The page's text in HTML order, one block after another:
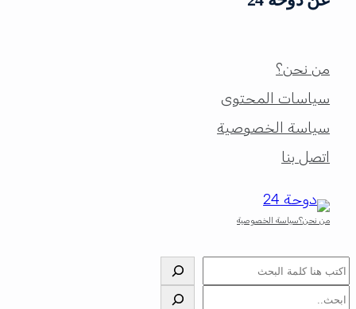
من نحن؟
سياسات المحتوى
سياسة الخصوصية
اتصل بنا
من نحن؟سياسة الخصوصية
البحث
البحث